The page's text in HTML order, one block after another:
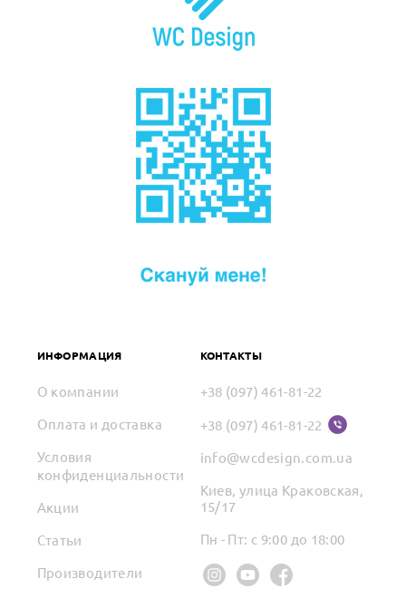
ИНФОРМАЦИЯ
О компании
Оплата и доставка
Условия
конфиденциальности
Акции
Статьи
Производители
КОНТАКТЫ
+38 (097) 461-81-22
+38 (097) 461-81-22
info@wcdesign.com.ua
Киев, улица Краковская,
15/17
Пн - Пт: с 9:00 до 18:00